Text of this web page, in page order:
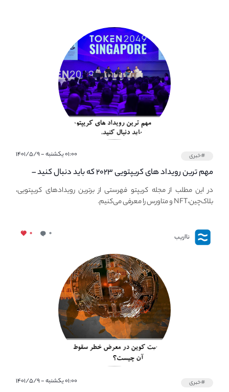
#خبری ۰۱:۰۰ یکشنبه - ۱۴۰۱/۵/۹
مهم ترین رویداد های کریپتویی ۲۰۲۳ که باید دنبال کنید –
معرفی بهترین رویداد های جهانی
در این مطلب از مجله کریپتو فهرستی از برترین رویدادهای کریپتویی،
بلاک‌چین،NFT و متاورس را معرفی می‌کنیم.
نااریب ۰ ۰
#خبری ۰۱:۰۰ یکشنبه - ۱۴۰۱/۵/۹